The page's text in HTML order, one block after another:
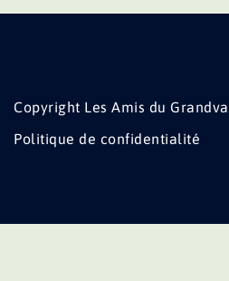
Copyright Les Amis du
Politique de confidentialité